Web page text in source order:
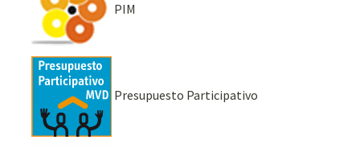
PIM
Presupuesto Participativo